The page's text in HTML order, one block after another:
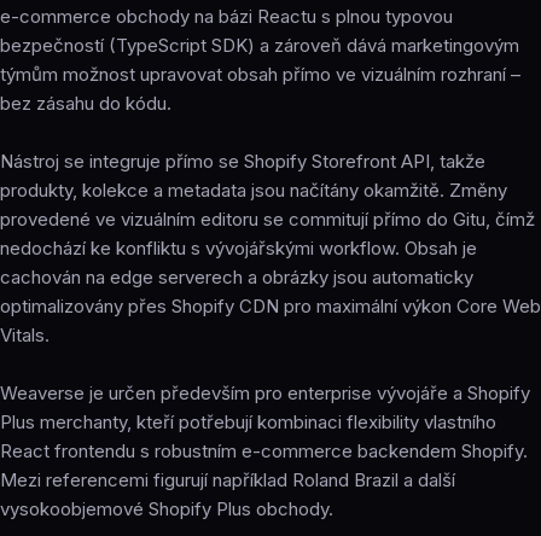
e-commerce obchody na bázi Reactu s plnou typovou
bezpečností (TypeScript SDK) a zároveň dává marketingovým
týmům možnost upravovat obsah přímo ve vizuálním rozhraní –
bez zásahu do kódu.
Nástroj se integruje přímo se Shopify Storefront API, takže
produkty, kolekce a metadata jsou načítány okamžitě. Změny
provedené ve vizuálním editoru se commitují přímo do Gitu, čímž
nedochází ke konfliktu s vývojářskými workflow. Obsah je
cachován na edge serverech a obrázky jsou automaticky
optimalizovány přes Shopify CDN pro maximální výkon Core Web
Vitals.
Weaverse je určen především pro enterprise vývojáře a Shopify
Plus merchanty, kteří potřebují kombinaci flexibility vlastního
React frontendu s robustním e-commerce backendem Shopify.
Mezi referencemi figurují například Roland Brazil a další
vysokoobjemové Shopify Plus obchody.